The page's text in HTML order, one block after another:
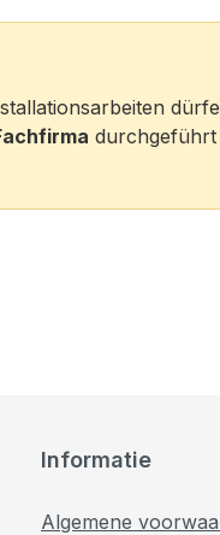
durchgeführt
Informatie
Algemene